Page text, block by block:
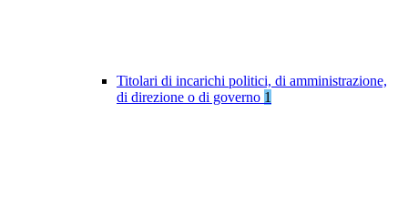
Titolari di incarichi politici, di amministrazione,
di direzione o di governo 1